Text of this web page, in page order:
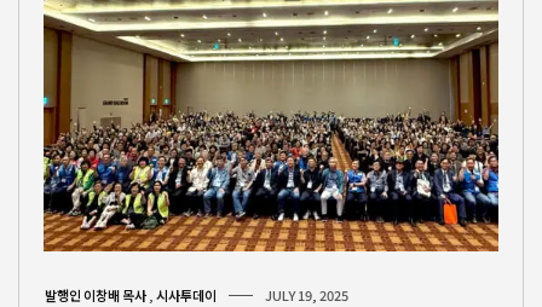
발행인 이창배 목사 시사투데이 JULY 19, 2025